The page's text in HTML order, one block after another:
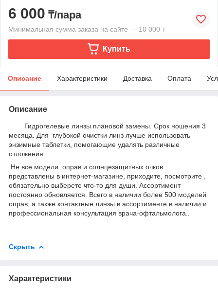
6 000 ₸/пара
Минимальная сумма заказа на сайте — 10 000 ₸
Купить
Описание Характеристики Доставка Оплата
Описание
Гидрогелевые линзы плановой замены. Срок ношения 3
месяца. Для глубокой очистки линз лучше использовать
энзимные таблетки, помогающие удалять различные
отложения.
Не все модели оправ и солнцезащитных очков
представлены в интернет-магазине, приходите, посмотрите ,
обязательно выберете что-то для души. Ассортимент
постоянно обновляется. Всего в наличии более 500 моделей
оправ, а также контактные линзы в ассортименте в наличии и
профессиональная консультация врача-офтальмолога..
Скрыть
Характеристики